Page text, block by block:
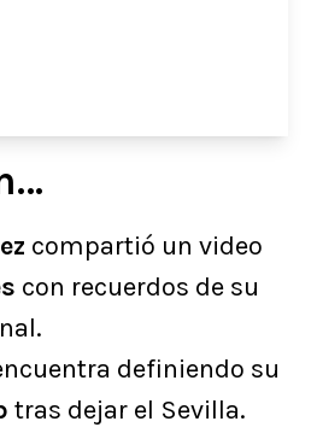
compartió un video
con recuerdos de su
definiendo su
tras dejar el Sevilla.